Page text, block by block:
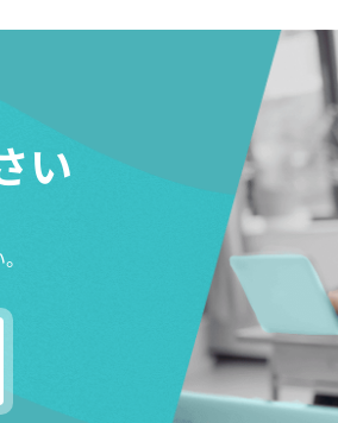
い